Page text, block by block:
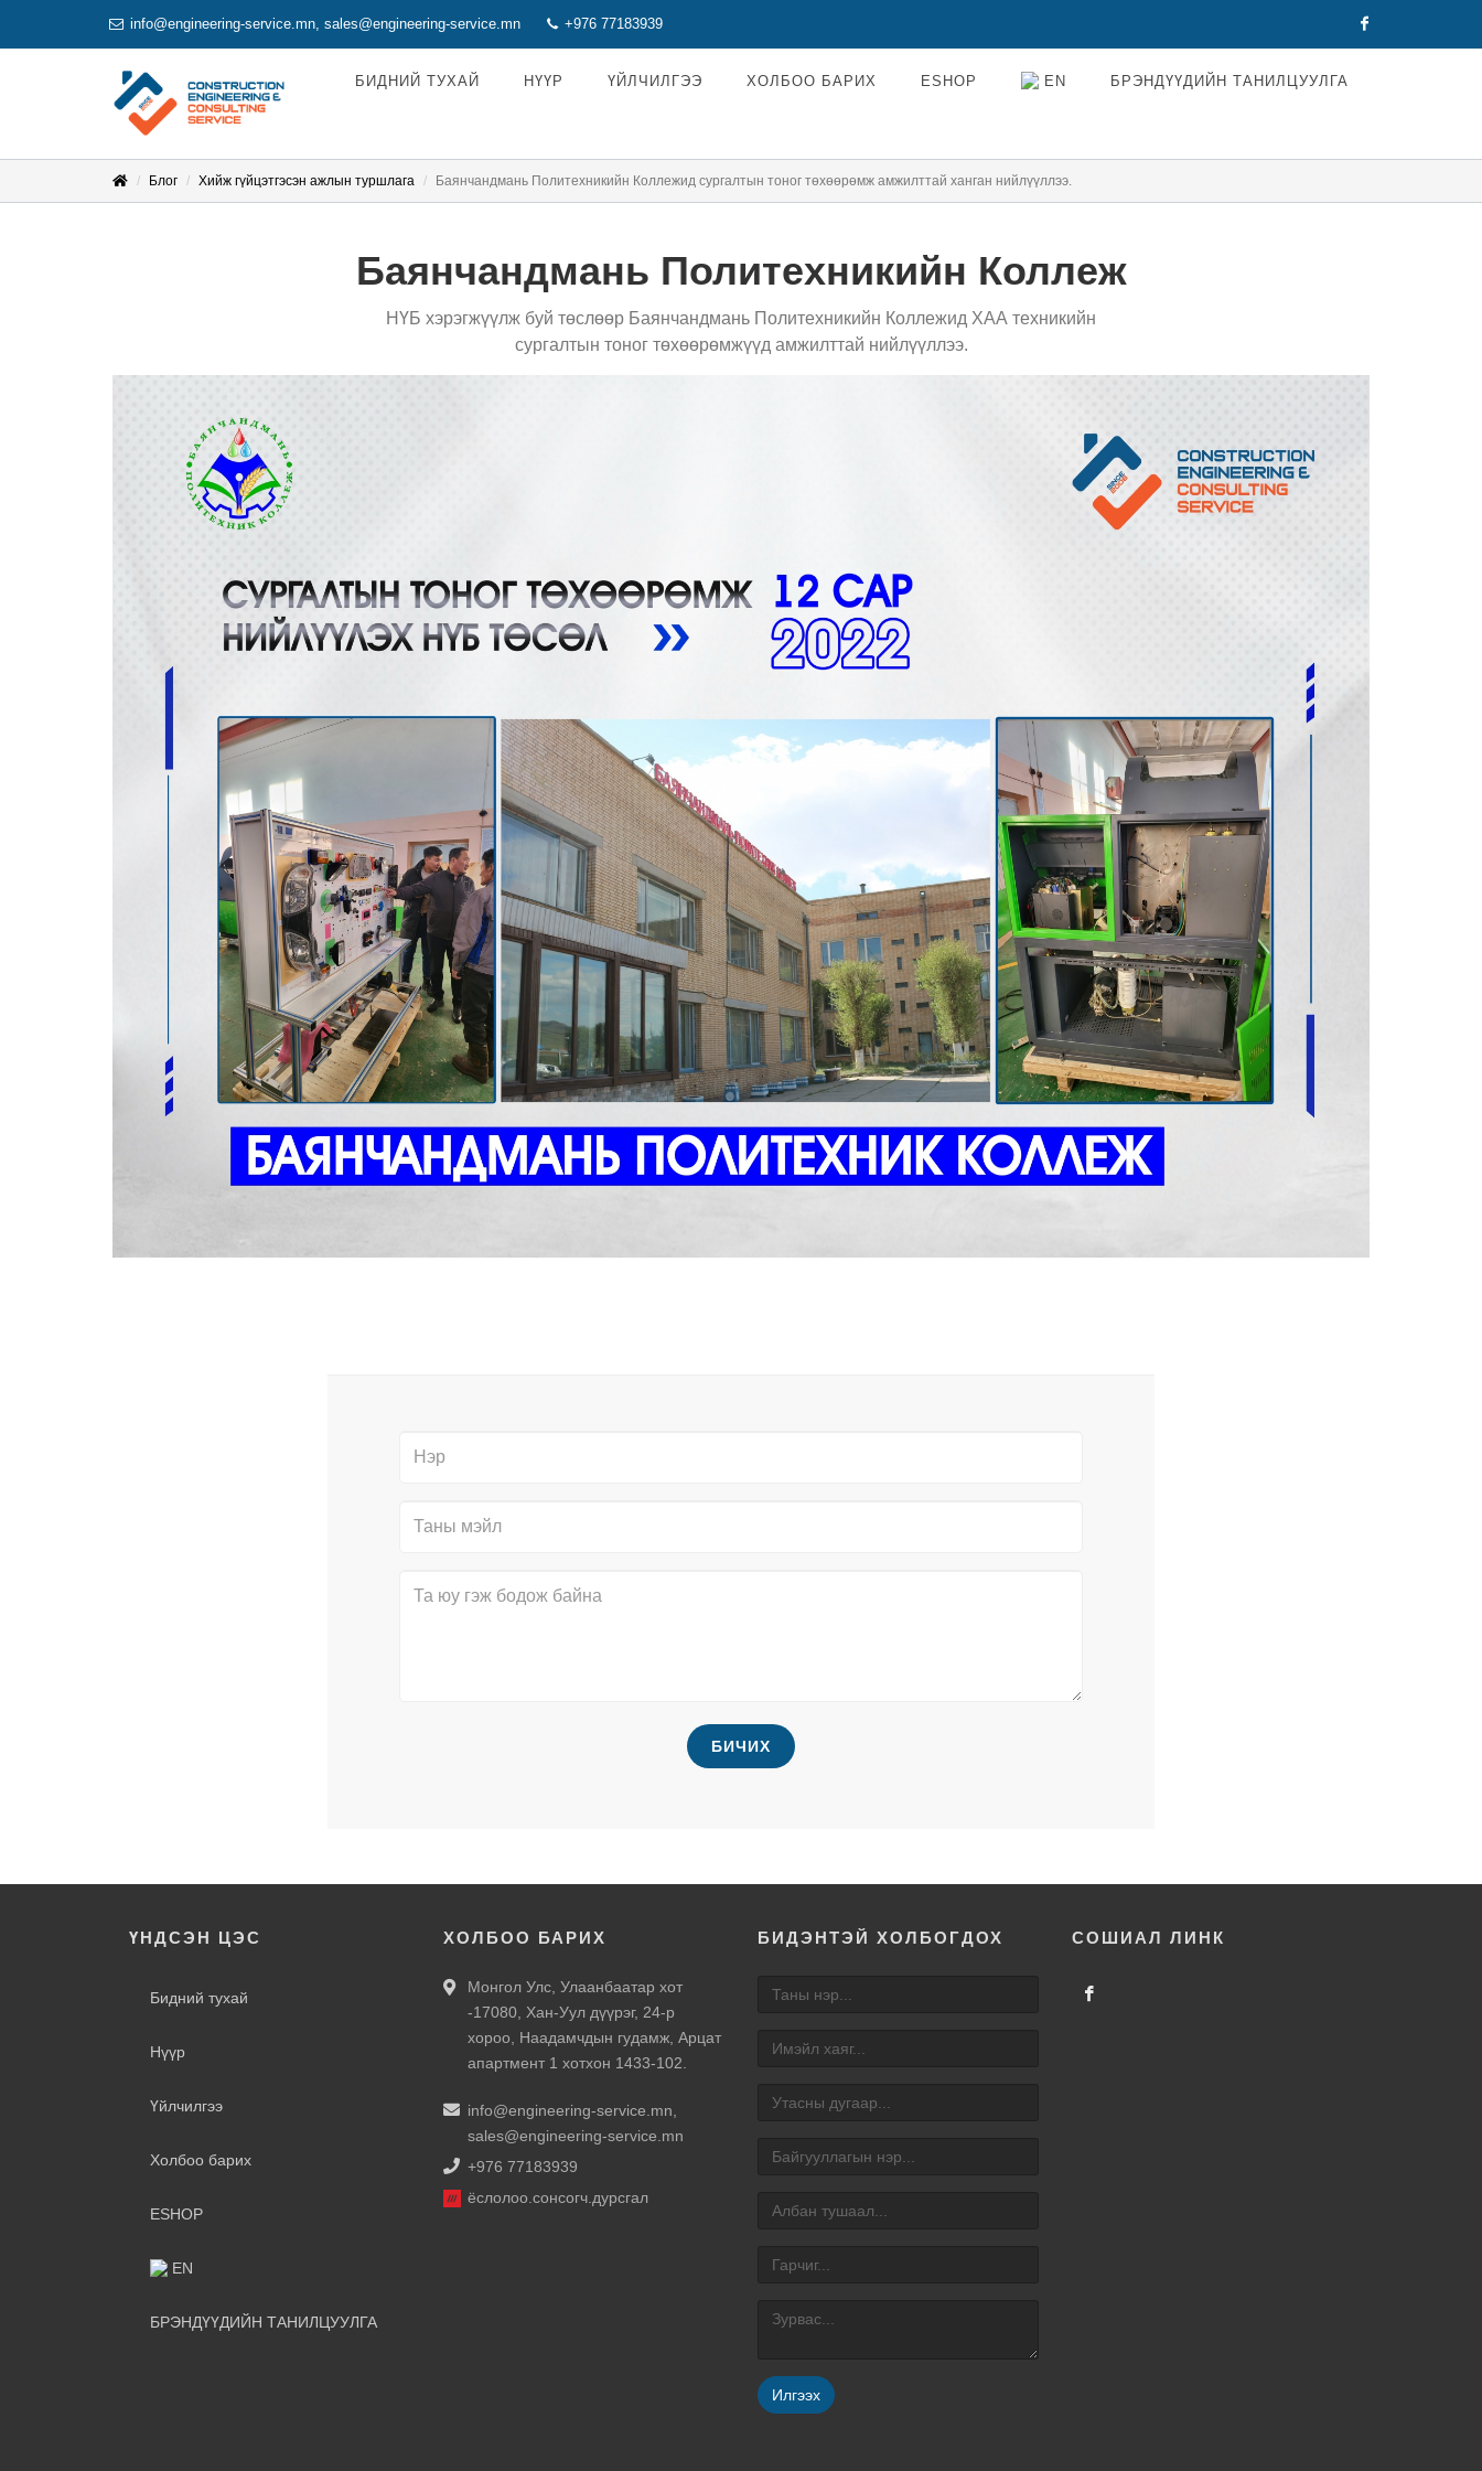
Facebook
info@engineering-service.mn, sales@engineering-service.mn +976 77183939
БИДНИЙ ТУХАЙ НҮҮР ҮЙЛЧИЛГЭЭ ХОЛБОО БАРИХ ESHOP EN БРЭНДҮҮДИЙН ТАНИЛЦУУЛГА
Блог Хийж гүйцэтгэсэн ажлын туршлага Баянчандмань Политехникийн Коллежид сургалтын тоног төхөөрөмж амжилттай ханган нийлүүллээ.
Баянчандмань Политехникийн Коллеж
НҮБ хэрэгжүүлж буй төслөөр Баянчандмань Политехникийн Коллежид ХАА техникийн
сургалтын тоног төхөөрөмжүүд амжилттай нийлүүллээ.
БИЧИХ
ҮНДСЭН ЦЭС
Бидний тухай
Нүүр
Үйлчилгээ
Холбоо барих
ESHOP
EN
БРЭНДҮҮДИЙН ТАНИЛЦУУЛГА
ХОЛБОО БАРИХ
Монгол Улс, Улаанбаатар хот
-17080, Хан-Уул дүүрэг, 24-р
хороо, Наадамчдын гудамж, Арцат
апартмент 1 хотхон 1433-102.
info@engineering-service.mn
sales@engineering-service.mn
+976 77183939
ёслолоо.сонсогч.дурсгал
БИДЭНТЭЙ ХОЛБОГДОХ
Илгээх
СОШИАЛ ЛИНК